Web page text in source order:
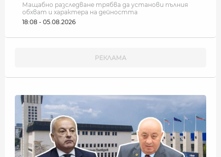
Мащабно разследване трябва да установи пълния
обхват и характера на дейността
18:08 - 05.08.2026